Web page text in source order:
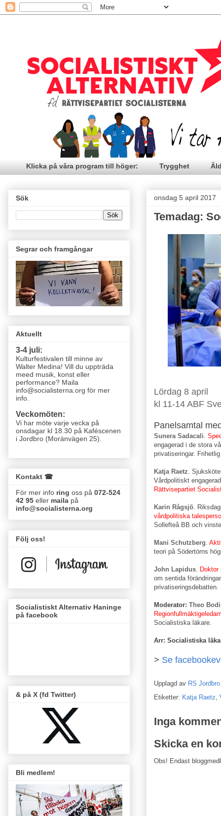
Klicka på våra program till höger: Trygghet
onsdag 5 april 2017
Temadag:
Lördag 8 april
kl 11-14 ABF
Panelsamtal
Sunera Sadacali
engagerad i de stora
privatiseringar.
Katja Raetz .
Vårdpolitiskt
Rättvisepartiet
Karin Rågsjö .
vårdpolitiska
Sollefteå BB och
Mani Schutzberg
teori på Södertörns
John Lapidus
om sentida
privatiseringsdebatten.
Moderator: Theo
Socialistiska läkare.
Arr: Socialistiska
> Se
Upplagd av RS Jordbro
Etiketter: Katja Raetz
Inga
Skicka en
Obs! Endast
Sök
Segrar och framgångar
Aktuellt
3-4 juli:
Kulturfestivalen till minne av
Walter Medina! Vill du uppträda
meed musik, konst eller
performance? Maila
info@socialisterna.org för mer
info.
Veckomöten:
Vi har möte varje vecka på
onsdagar kl 18.30 på Kaféscenen
i Jordbro (Moränvägen 25)
Kontakt ☎
För mer info ring oss på 072-524
42 95 eller maila på
info@socialisterna.org
Följ oss!
Socialistiskt Alternativ Haninge
på facebook
& på X (fd Twitter)
Bli medlem!